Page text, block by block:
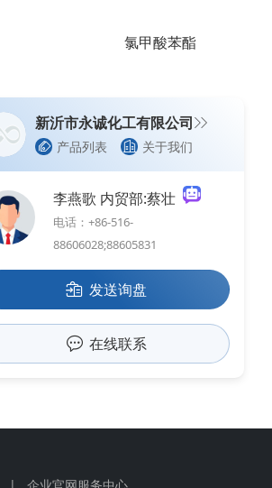
氯甲酸苯酯
新沂市永诚化工有限公司
产品列表 关于我们
李燕歌 内贸部:蔡壮
电话：+86-516-
88606028;88605831
发送询盘
在线联系